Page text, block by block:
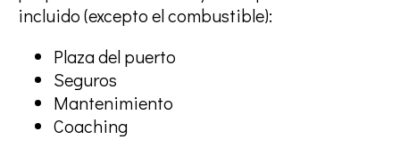
incluido (excepto el combustible):
Plaza del puerto
Seguros
Mantenimiento
Coaching